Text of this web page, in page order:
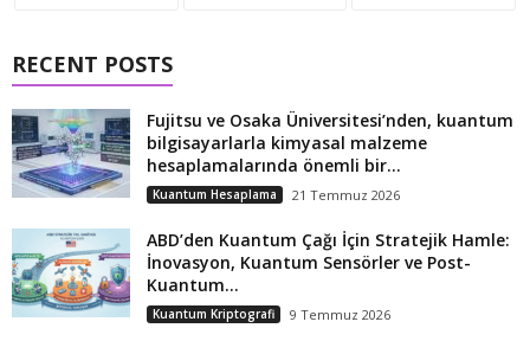
RECENT POSTS
Fujitsu ve Osaka Üniversitesi’nden, kuantum
bilgisayarlarla kimyasal malzeme
hesaplamalarında önemli bir...
Kuantum Hesaplama 21 Temmuz 2026
ABD’den Kuantum Çağı İçin Stratejik Hamle:
İnovasyon, Kuantum Sensörler ve Post-
Kuantum...
Kuantum Kriptografi 9 Temmuz 2026